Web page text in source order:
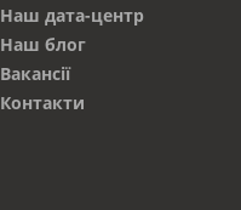
Наш дата-центр
Наш блог
Вакансії
Контакти